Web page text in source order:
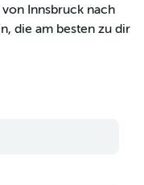
Innsbruck nach
die am besten zu dir